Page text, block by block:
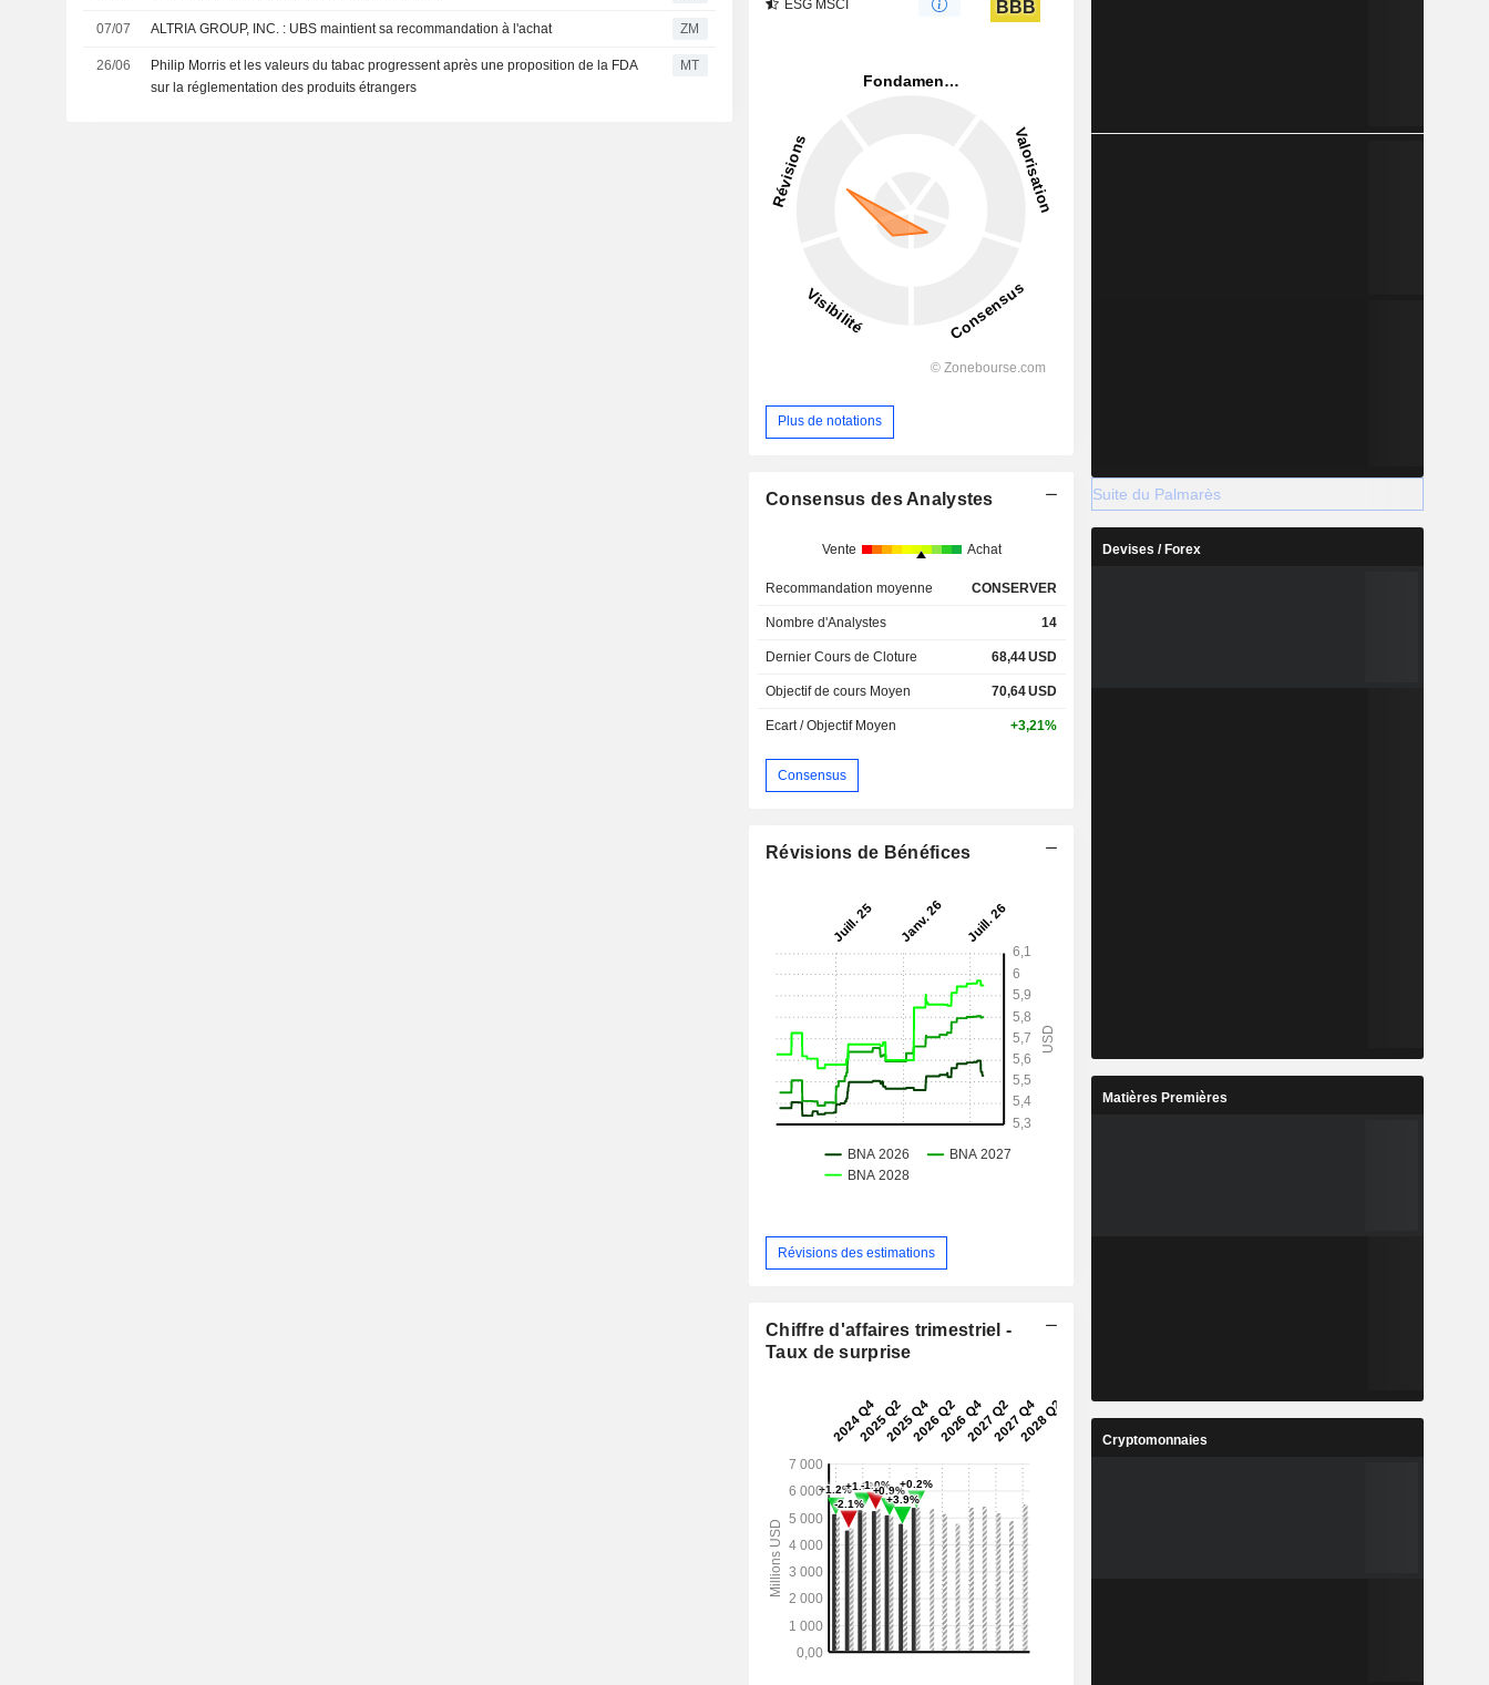
07/07 ALTRIA GROUP, INC. : UBS maintient sa recommandation à l'achat ZM
26/06
Philip Morris et les valeurs du tabac progressent après une proposition de la FDA
sur la réglementation des produits étrangers
MT
ESG MSCI BBB
Plus de notations
Consensus des Analystes
Vente Achat
Recommandation moyenne CONSERVER
Nombre d'Analystes 14
Dernier Cours de Cloture 68,44USD
Objectif de cours Moyen 70,64USD
Ecart / Objectif Moyen +3,21%
Consensus
Révisions de Bénéfices
Révisions des estimations
Chiffre d'affaires trimestriel -
Taux de surprise
Suite du Palmarès
Devises / Forex
Matières Premières
Cryptomonnaies